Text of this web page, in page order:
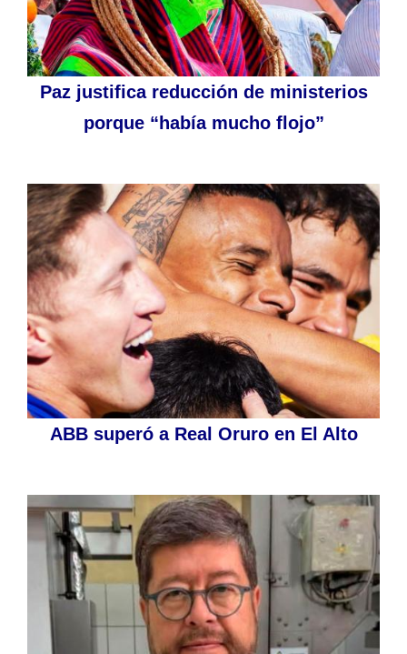
Paz justifica reducción de ministerios
porque “había mucho flojo”
ABB superó a Real Oruro en El Alto